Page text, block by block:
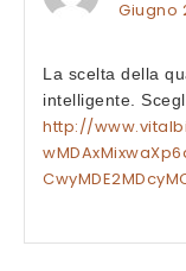
Giugno
La scelta della
intelligente.
http://